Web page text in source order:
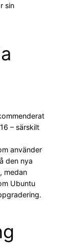
sin
– särskilt
använder
den nya
medan
Ubuntu